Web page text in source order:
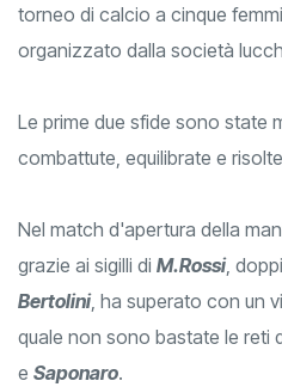
torneo di calcio a cinque
organizzato dalla società
Le prime due sfide sono state
combattute, equilibrate e
Nel match d'apertura della
grazie ai sigilli di M.Rossi,
Bertolini, ha superato con un
quale non sono bastate le reti
e Saponaro.